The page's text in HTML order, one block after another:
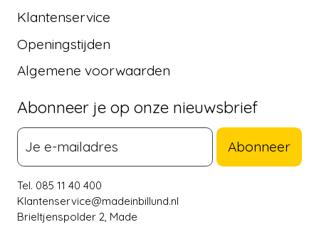
Klantenservice
Openingstijden
Algemene voorwaarden
Abonneer je op onze nieuwsbrief
Abonneer
Tel. 085 11 40 400
Klantenservice@madeinbillund.nl
Brieltjenspolder 2, Made